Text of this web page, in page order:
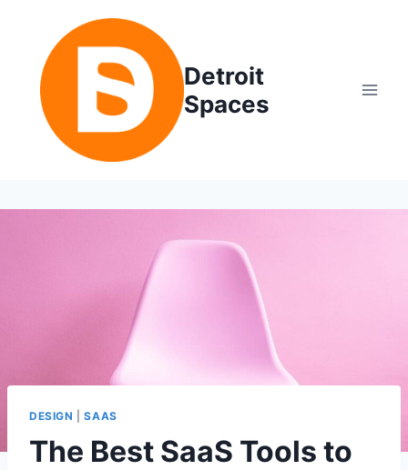
content
Detroit
Spaces
DESIGN |SAAS
The Best SaaS Tools to